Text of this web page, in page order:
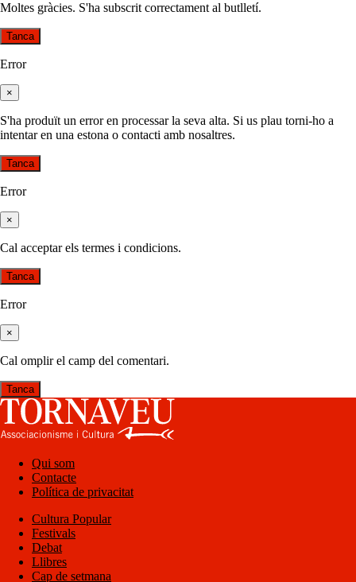
Moltes gràcies. S'ha subscrit correctament al butlletí.
Tanca
Error
×
S'ha produït un error en processar la seva alta. Si us plau torni-ho a
intentar en una estona o contacti amb nosaltres.
Tanca
Error
×
Cal acceptar els termes i condicions.
Tanca
Error
×
Cal omplir el camp del comentari.
Tanca
Qui som
Contacte
Política de privacitat
Cultura Popular
Festivals
Debat
Llibres
Cap de setmana